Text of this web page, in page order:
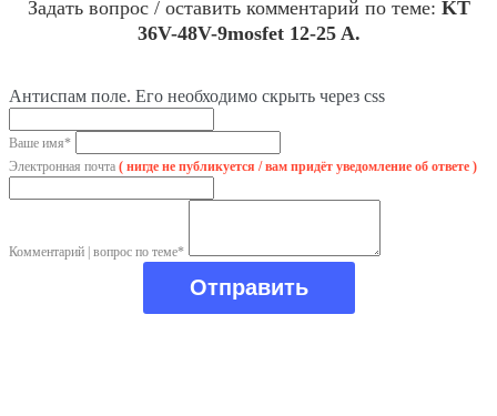
Задать вопрос / оставить комментарий по теме: KT
36V-48V-9mosfet 12-25 A.
Антиспам поле. Его необходимо скрыть через css
Ваше имя*
Электронная почта ( нигде не публикуется / вам придёт уведомление об ответе )
Комментарий | вопрос по теме*